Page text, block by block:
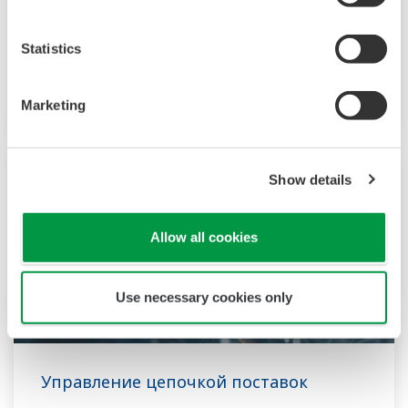
Statistics
Marketing
Show details
Allow all cookies
Use necessary cookies only
Дозирующий преобразователь расхода
eServ
Управление цепочкой поставок